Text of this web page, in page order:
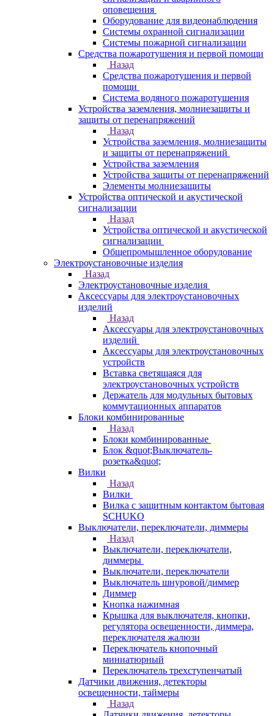
оповещения
Оборудование для видеонаблюдения
Системы охранной сигнализации
Системы пожарной сигнализации
Средства пожаротушения и первой помощи
Назад
Средства пожаротушения и первой
помощи
Система водяного пожаротушения
Устройства заземления, молниезащиты и
защиты от перенапряжений
Назад
Устройства заземления, молниезащиты
и защиты от перенапряжений
Устройства заземления
Устройства защиты от перенапряжений
Элементы молниезащиты
Устройства оптической и акустической
сигнализации
Назад
Устройства оптической и акустической
сигнализации
Общепромышленное оборудование
Электроустановочные изделия
Назад
Электроустановочные изделия
Аксессуары для электроустановочных
изделий
Назад
Аксессуары для электроустановочных
изделий
Аксессуары для электроустановочных
устройств
Вставка светящаяся для
электроустановочных устройств
Держатель для модульных бытовых
коммутационных аппаратов
Блоки комбинированные
Назад
Блоки комбинированные
Блок &quot;Выключатель-
розетка&quot;
Вилки
Назад
Вилки
Вилка с защитным контактом бытовая
SCHUKO
Выключатели, переключатели, диммеры
Назад
Выключатели, переключатели,
диммеры
Выключатели, переключатели
Выключатель шнуровой/диммер
Диммер
Кнопка нажимная
Крышка для выключателя, кнопки,
регулятора освещенности, диммера,
переключателя жалюзи
Переключатель кнопочный
миниатюрный
Переключатель трехступенчатый
Датчики движения, детекторы
освещенности, таймеры
Назад